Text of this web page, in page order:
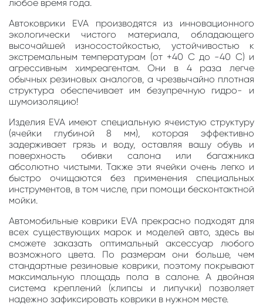
любое время года.
Автоковрики EVA производятся из инновационного
экологически чистого материала, обладающего
высочайшей износостойкостью, устойчивостью к
экстремальным температурам (от +40 С до -40 С) и
агрессивным химреагентам. Они в 4 раза легче
обычных резиновых аналогов, а чрезвычайно плотная
структура обеспечивает им безупречную гидро- и
шумоизоляцию!
Изделия EVA имеют специальную ячеистую структуру
(ячейки глубиной 8 мм), которая эффективно
задерживает грязь и воду, оставляя вашу обувь и
поверхность обивки салона или багажника
абсолютно чистыми. Также эти ячейки очень легко и
быстро очищаются без применения специальных
инструментов, в том числе, при помощи бесконтактной
мойки.
Автомобильные коврики EVA прекрасно подходят для
всех существующих марок и моделей авто, здесь вы
сможете заказать оптимальный аксессуар любого
возможного цвета. По размерам они больше, чем
стандартные резиновые коврики, поэтому покрывают
максимальную площадь пола в салоне. А двойная
система креплений (клипсы и липучки) позволяет
надежно зафиксировать коврики в нужном месте.